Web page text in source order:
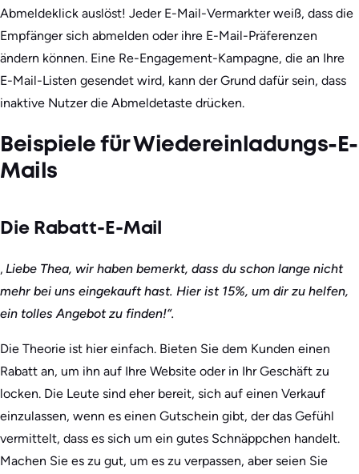
Abmeldeklick auslöst! Jeder E-Mail-Vermarkter weiß, dass die
Empfänger sich abmelden oder ihre E-Mail-Präferenzen
ändern können. Eine Re-Engagement-Kampagne, die an Ihre
E-Mail-Listen gesendet wird, kann der Grund dafür sein, dass
inaktive Nutzer die Abmeldetaste drücken.
Beispiele für Wiedereinladungs-E-
Mails
Die Rabatt-E-Mail
‚ Liebe Thea, wir haben bemerkt, dass du schon lange nicht
mehr bei uns eingekauft hast. Hier ist 15%, um dir zu helfen,
ein tolles Angebot zu finden!“.
Die Theorie ist hier einfach. Bieten Sie dem Kunden einen
Rabatt an, um ihn auf Ihre Website oder in Ihr Geschäft zu
locken. Die Leute sind eher bereit, sich auf einen Verkauf
einzulassen, wenn es einen Gutschein gibt, der das Gefühl
vermittelt, dass es sich um ein gutes Schnäppchen handelt.
Machen Sie es zu gut, um es zu verpassen, aber seien Sie